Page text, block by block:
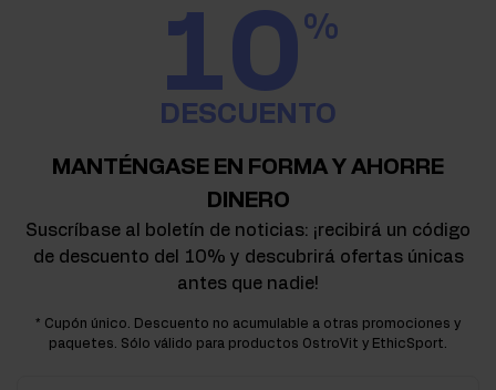
10%
DESCUENTO
MANTÉNGASE EN FORMA Y AHORRE
DINERO
Suscríbase al boletín de noticias: ¡recibirá un código
de descuento del 10% y descubrirá ofertas únicas
antes que nadie!
* Cupón único. Descuento no acumulable a otras promociones y
paquetes. Sólo válido para productos OstroVit y EthicSport.